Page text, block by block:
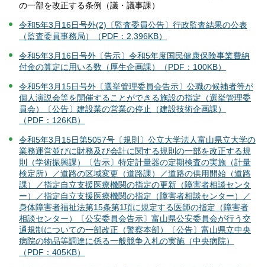
の一部を改正する条例（議・議事課）
令和5年3月16日号外(2)〔監査委員公告〕行政監査結果の公表
（監査委員事務局）（PDF：2,396KB）
令和5年3月16日号外〔告示〕令和5年度国民健康保険事業費納
付金の算定に用いる数（厚生企画課）（PDF：100KB）
令和5年3月15日号外〔選挙管理委員会告示〕公職の候補者等が
個人演説会等を開催することができる施設の指定（選挙管理委
員会）〔公告〕建設業の営業の停止（建設技術企画課）
（PDF：126KB）
令和5年3月15日第5057号〔規則〕公立大学法人富山県立大学の
業務運営並びに財務及び会計に関する規則の一部を改正する規
則（学術振興課）〔告示〕特定計量器の定期検査の実施（計量
検定所）／道路の区域変更（道路課）／道路の供用開始（道路
課）／指定自立支援医療機関の指定の更新（障害者相談センタ
ー）／指定自立支援医療機関の指定（障害者相談センター）／
身体障害者福祉法第15条第1項に規定する医師の指定（障害者
相談センター）〔公安委員会告示〕富山県公安委員会が行う交
通規制についての一部改正（警察本部）〔公告〕富山県立中央
病院の物品等調達に係る一般競争入札の実施（中央病院）
（PDF：405KB）